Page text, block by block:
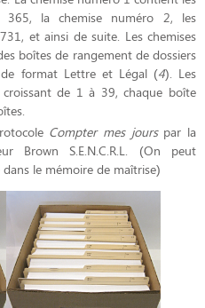
la chemise numéro 2, les
et ainsi de suite. Les chemises
boîtes de rangement de dossiers
format Lettre et Légal (4). Les
de 1 à 39, chaque boîte
Compter mes jourspar la
Brown S.E.N.C.R.L. (On peut
le mémoire de maîtrise)